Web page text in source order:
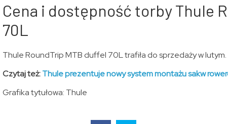
Cena i dostępność torby Thule
70L
Thule RoundTrip MTB duffel 70L trafiła do sprzedaży w
Czytaj też:Thule prezentuje nowy system montażu sakw
Grafika tytułowa: Thule